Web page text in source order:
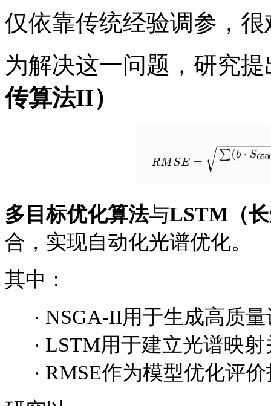
仅依靠传统经验调参，
为解决这一问题，研究提
传算法II）
多目标优化算法与LSTM （
合，实现自动化光谱优化。
其中：
· NSGA-II用于生成高质
· LSTM用于建立光谱映射
· RMSE作为模型优化评